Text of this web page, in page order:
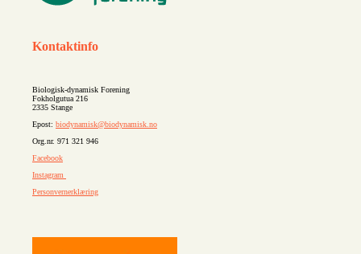
Kontaktinfo
Biologisk-dynamisk Forening
Fokholgutua 216
2335 Stange
Epost: biodynamisk@biodynamisk.no
Org.nr. 971 321 946
Facebook
Instagram
Personvernerklæring